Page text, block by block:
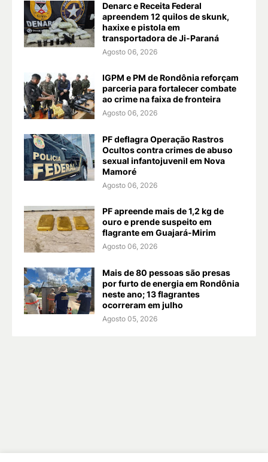
Denarc e Receita Federal
apreendem 12 quilos de skunk,
haxixe e pistola em
transportadora de Ji-Paraná
Agosto 06, 2026
IGPM e PM de Rondônia reforçam
parceria para fortalecer combate
ao crime na faixa de fronteira
Agosto 06, 2026
PF deflagra Operação Rastros
Ocultos contra crimes de abuso
sexual infantojuvenil em Nova
Mamoré
Agosto 06, 2026
PF apreende mais de 1,2 kg de
ouro e prende suspeito em
flagrante em Guajará-Mirim
Agosto 06, 2026
Mais de 80 pessoas são presas
por furto de energia em Rondônia
neste ano; 13 flagrantes
ocorreram em julho
Agosto 05, 2026